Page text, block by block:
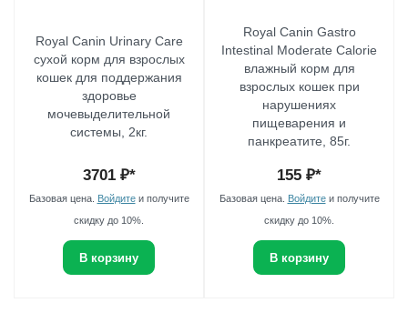
Royal Canin Urinary Care
сухой корм для взрослых
кошек для поддержания
здоровье
мочевыделительной
системы, 2кг.
3701₽*
Базовая цена. Войдитеи получите
скидку до 10%.
В корзину
Royal Canin Gastro
Intestinal Moderate Calorie
влажный корм для
взрослых кошек при
нарушениях
пищеварения и
панкреатите, 85г.
155 ₽*
Базовая цена. Войдитеи получите
скидку до 10%.
В корзину